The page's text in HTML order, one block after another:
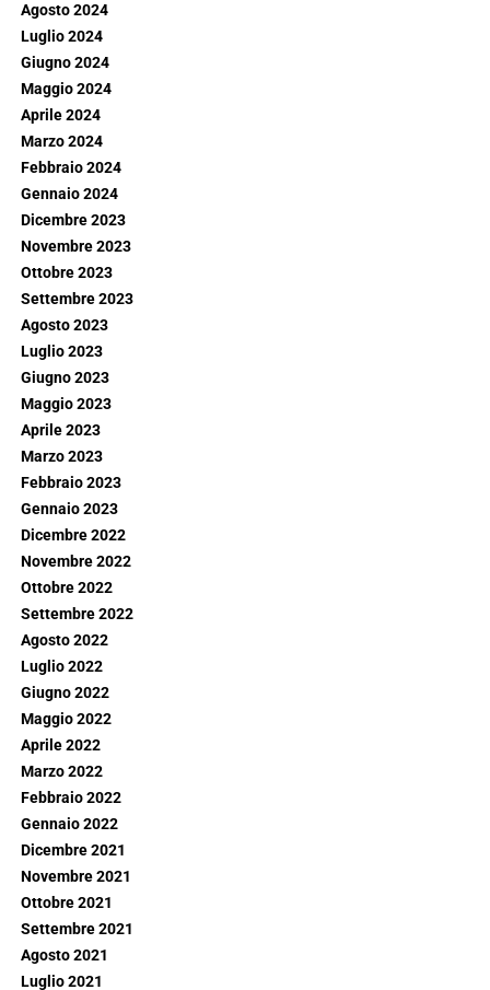
Agosto 2024
Luglio 2024
Giugno 2024
Maggio 2024
Aprile 2024
Marzo 2024
Febbraio 2024
Gennaio 2024
Dicembre 2023
Novembre 2023
Ottobre 2023
Settembre 2023
Agosto 2023
Luglio 2023
Giugno 2023
Maggio 2023
Aprile 2023
Marzo 2023
Febbraio 2023
Gennaio 2023
Dicembre 2022
Novembre 2022
Ottobre 2022
Settembre 2022
Agosto 2022
Luglio 2022
Giugno 2022
Maggio 2022
Aprile 2022
Marzo 2022
Febbraio 2022
Gennaio 2022
Dicembre 2021
Novembre 2021
Ottobre 2021
Settembre 2021
Agosto 2021
Luglio 2021